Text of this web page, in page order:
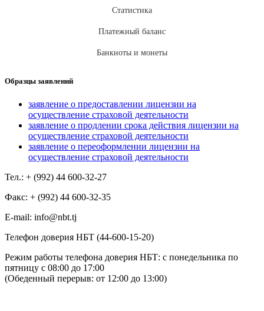
Статистика
Платежный баланс
Банкноты и монеты
Образцы заявлений
заявление о предоставлении лицензии на
осуществление страховой деятельности
заявление о продлении срока действия лицензии на
осуществление страховой деятельности
заявление о переоформлении лицензии на
осуществление страховой деятельности
Тел.: + (992) 44 600-32-27
Факс: + (992) 44 600-32-35
Е-mail: info@nbt.tj
Телефон доверия НБТ (44-600-15-20)
Режим работы телефона доверия НБТ: с понедельника по
пятницу с 08:00 до 17:00
(Обеденный перерыв: от 12:00 до 13:00)